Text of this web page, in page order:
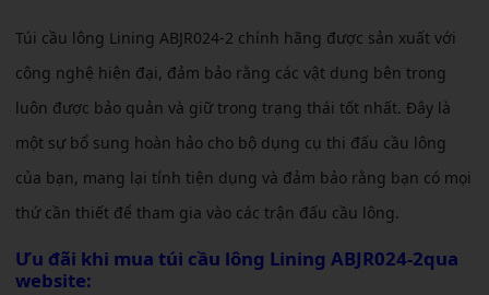
Túi cầu lông Lining ABJR024-2 chính hãng được sản xuất với
công nghệ hiện đại, đảm bảo rằng các vật dụng bên trong
luôn được bảo quản và giữ trong trạng thái tốt nhất. Đây là
một sự bổ sung hoàn hảo cho bộ dụng cụ thi đấu cầu lông
của bạn, mang lại tính tiện dụng và đảm bảo rằng bạn có mọi
thứ cần thiết để tham gia vào các trận đấu cầu lông.
Ưu đãi khi mua túi cầu lông Lining ABJR024-2qua
website: